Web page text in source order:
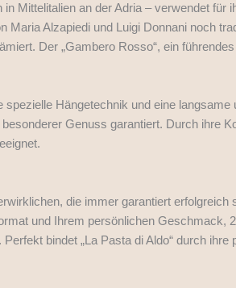
Mittelitalien an der Adria – verwendet
Alzapiedi und Luigi Donnani noch
Der „Gambero Rosso“, ein
Hängetechnik und eine
Genuss garantiert. Durch ihre
die immer garantiert
und Ihrem persönlichen Geschmack,
bindet „La Pasta di Aldo“ durch